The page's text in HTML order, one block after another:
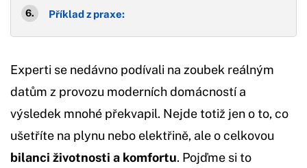
Příklad z praxe:
Experti se nedávno podívali na zoubek reálným
datům z provozu moderních domácností a
výsledek mnohé překvapil. Nejde totiž jen o to, co
ušetříte na plynu nebo elektřině, ale o celkovou
bilanci životnosti a komfortu. Pojďme si to